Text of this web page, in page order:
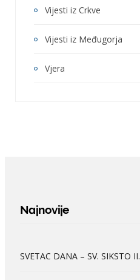
Vijesti iz Crkve
Vijesti iz Međugorja
Vjera
Najnovije
SVETAC DANA – SV. SIKSTO II.